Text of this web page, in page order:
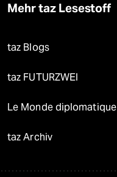
Mehr taz Lesestoff
taz Blogs
taz FUTURZWEI
Le Monde diplomatique
taz Archiv